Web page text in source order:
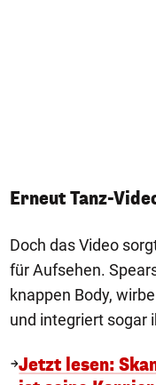
Erneut Tanz-
Doch das Video
für Aufsehen.
knappen Body,
und integriert sogar
Jetzt lesen: